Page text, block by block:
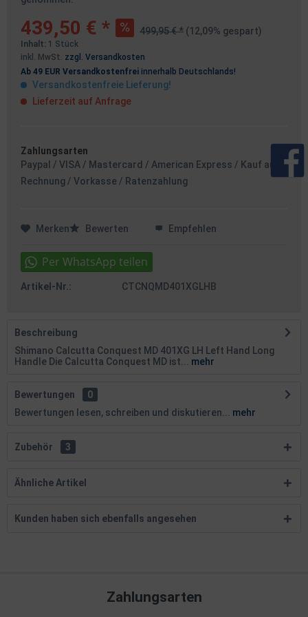
439,50 € * 499,95 € * (12,09% gespart)
Inhalt: 1 Stück
inkl. MwSt. zzgl. Versandkosten
Ab 49 EUR Versandkostenfrei innerhalb Deutschlands!
Versandkostenfreie Lieferung!
Lieferzeit auf Anfrage
Zahlungsarten
Paypal / VISA / Mastercard / American Express / Kauf auf
Rechnung / Vorkasse / Ratenzahlung
Merken Bewerten Empfehlen
Artikel-Nr.: CTCNQMD401XGLHB
Beschreibung
Shimano Calcutta Conquest MD 401XG LH Left Hand Long
Handle Die Calcutta Conquest MD ist...
mehr
Bewertungen
0
Bewertungen lesen, schreiben und diskutieren...
mehr
Zubehör 3
Ähnliche Artikel
Kunden haben sich ebenfalls angesehen
Zahlungsarten